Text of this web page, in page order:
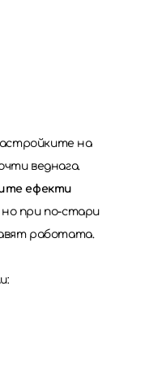
на
веднага.
ефекти
при по-стари
работата.